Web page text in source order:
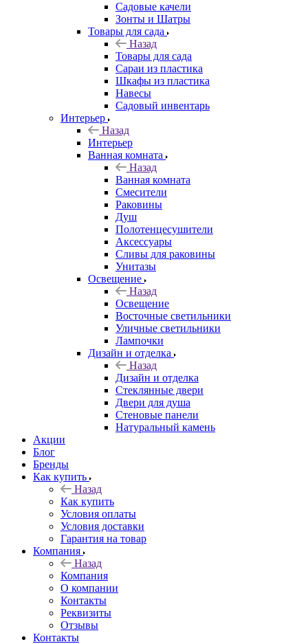
Садовые качели
Зонты и Шатры
Товары для сада
Назад
Товары для сада
Сараи из пластика
Шкафы из пластика
Навесы
Садовый инвентарь
Интерьер
Назад
Интерьер
Ванная комната
Назад
Ванная комната
Смесители
Раковины
Душ
Полотенцесушители
Аксессуары
Сливы для раковины
Унитазы
Освещение
Назад
Освещение
Восточные светильники
Уличные светильники
Лампочки
Дизайн и отделка
Назад
Дизайн и отделка
Стеклянные двери
Двери для душа
Стеновые панели
Натуральный камень
Акции
Блог
Бренды
Как купить
Назад
Как купить
Условия оплаты
Условия доставки
Гарантия на товар
Компания
Назад
Компания
О компании
Контакты
Реквизиты
Отзывы
Контакты